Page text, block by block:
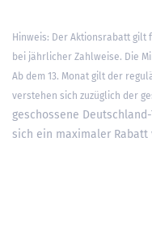
Hinweis: Der Aktionsrabatt gilt
bei jährlicher Zahlweise. Die
Ab dem 13. Monat gilt der
verstehen sich zuzüglich der
geschossene
sich ein maximaler Rabatt